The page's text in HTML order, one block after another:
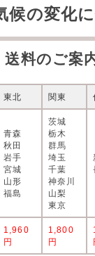
候の変化
料のご案
東北 関東
青森
秋田
岩手
宮城
山形
福島
茨城
栃木
群馬
埼玉
千葉
神奈川
山梨
東京
1,960
円
1,800
円